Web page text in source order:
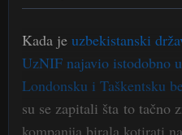
Kada je uzbekistanski
UzNIF najavio istodobno
Londonsku i Taškentsku
su se zapitali šta to tačno
kompanija birala kotirati